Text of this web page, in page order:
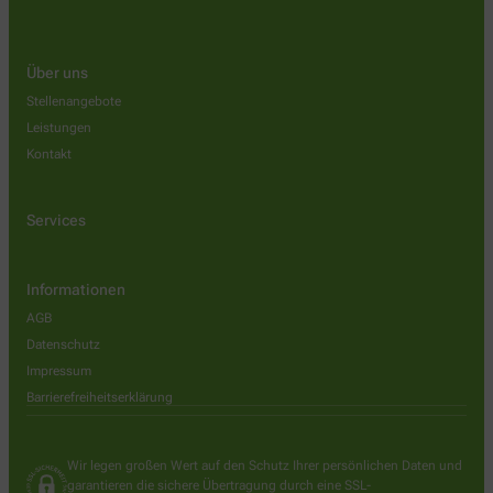
Über uns
Stellenangebote
Leistungen
Kontakt
Services
Informationen
AGB
Datenschutz
Impressum
Barrierefreiheitserklärung
Wir legen großen Wert auf den Schutz Ihrer persönlichen Daten und
garantieren die sichere Übertragung durch eine SSL-